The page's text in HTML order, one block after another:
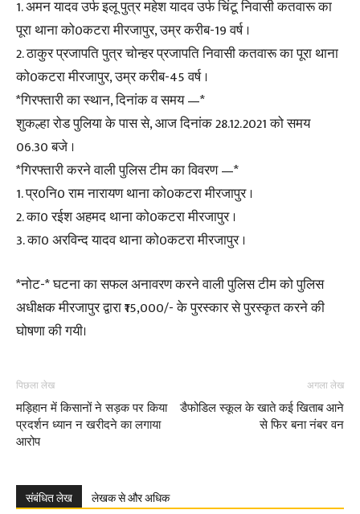
1. अमन यादव उर्फ इलू पुत्र महेश यादव उर्फ चिंटू निवासी कतवारू का
पूरा थाना को0कटरा मीरजापुर, उम्र करीब-19 वर्ष ।
2. ठाकुर प्रजापति पुत्र चोन्हर प्रजापति निवासी कतवारू का पूरा थाना
को0कटरा मीरजापुर, उम्र करीब-45 वर्ष ।
*गिरफ्तारी का स्थान, दिनांक व समय —*
शुकल्हा रोड पुलिया के पास से, आज दिनांक 28.12.2021 को समय
06.30 बजे ।
*गिरफ्तारी करने वाली पुलिस टीम का विवरण —*
1. प्र0नि0 राम नारायण थाना को0कटरा मीरजापुर ।
2. का0 रईश अहमद थाना को0कटरा मीरजापुर ।
3. का0 अरविन्द यादव थाना को0कटरा मीरजापुर ।
*नोट-* घटना का सफल अनावरण करने वाली पुलिस टीम को पुलिस
अधीक्षक मीरजापुर द्वारा ₹15,000/- के पुरस्कार से पुरस्कृत करने की
घोषणा की गयी।
पिछला लेख
मड़िहान में किसानों ने सड़क पर किया
प्रदर्शन ध्यान न खरीदने का लगाया
आरोप
अगला लेख
डैफोडिल स्कूल के खाते कई खिताब आने
से फिर बना नंबर वन
संबंधित लेख लेखक से और अधिक